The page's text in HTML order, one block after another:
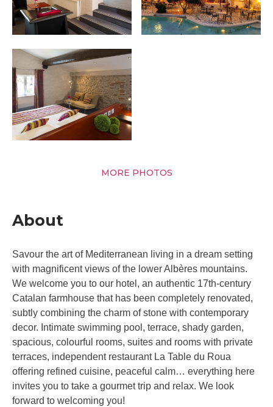
MORE PHOTOS
About
Savour the art of Mediterranean living in a dream setting
with magnificent views of the lower Albères mountains.
We welcome you to our hotel, an authentic 17th-century
Catalan farmhouse that has been completely renovated,
subtly combining the charm of stone with contemporary
decor. Intimate swimming pool, terrace, shady garden,
spacious, colourful rooms, suites and rooms with private
terraces, independent restaurant La Table du Roua
offering refined cuisine, peaceful calm… everything here
invites you to take a gourmet trip and relax. We look
forward to welcoming you!